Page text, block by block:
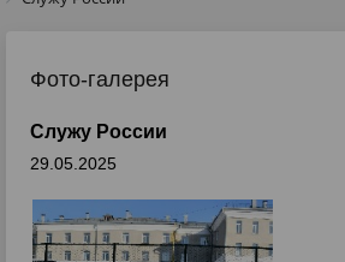
Фото-галерея
Служу России
29.05.2025